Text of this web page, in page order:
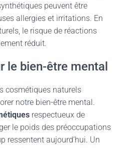
peuvent être
allergies et irritations. En
le risque de réactions
réduit.
le bien-être mental
cosmétiques naturels
notre bien-être mental.
respectueux de
le poids des préoccupations
ressentent aujourd’hui. Un